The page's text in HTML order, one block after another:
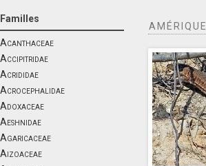
Familles
Acanthaceae
Accipitridae
Acrididae
Acrocephalidae
Adoxaceae
Aeshnidae
Agaricaceae
Aizoaceae